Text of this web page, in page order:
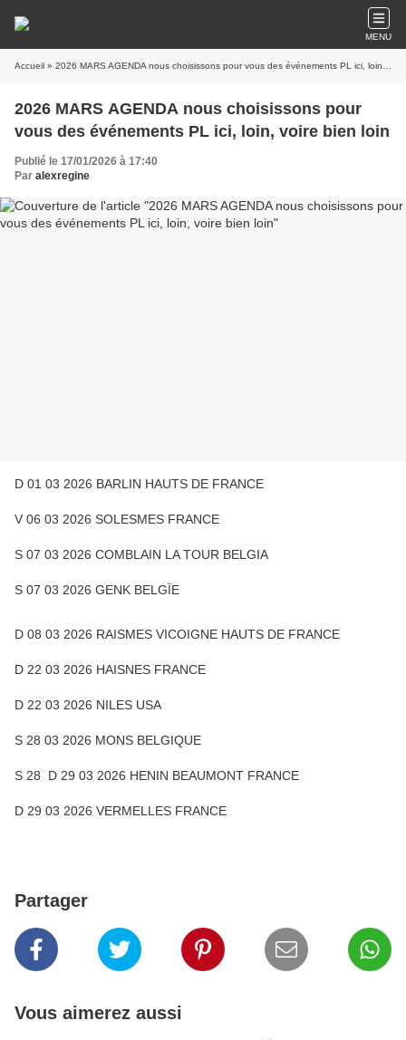
MENU
Accueil » 2026 MARS AGENDA nous choisissons pour vous des événements PL ici, loin, voire bien loin
2026 MARS AGENDA nous choisissons pour
vous des événements PL ici, loin, voire bien loin
Publié le 17/01/2026 à 17:40
Par alexregine
D 01 03 2026 BARLIN HAUTS DE FRANCE
V 06 03 2026 SOLESMES FRANCE
S 07 03 2026 COMBLAIN LA TOUR BELGIA
S 07 03 2026 GENK BELGÏE
D 08 03 2026 RAISMES VICOIGNE HAUTS DE FRANCE
D 22 03 2026 HAISNES FRANCE
D 22 03 2026 NILES USA
S 28 03 2026 MONS BELGIQUE
S 28 D 29 03 2026 HENIN BEAUMONT FRANCE
D 29 03 2026 VERMELLES FRANCE
Partager
Vous aimerez aussi